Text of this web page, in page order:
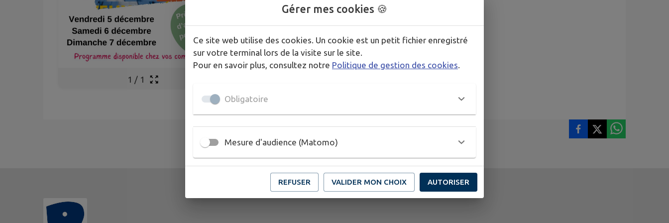
1 / 1
Télécharger la pièce jointe
Gérer mes cookies 🍪
Ce site web utilise des cookies. Un cookie est un petit fichier enregistré
sur votre terminal lors de la visite sur le site.
Pour en savoir plus, consultez notre Politique de gestion des cookies
Obligatoire
Mesure d'audience (Matomo)
REFUSER VALIDER MON CHOIX AUTORISER